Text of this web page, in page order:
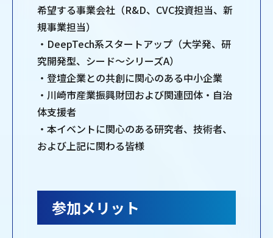
希望する事業会社（R&D、CVC投資担当、新
規事業担当）
・DeepTech系スタートアップ（大学発、研
究開発型、シード〜シリーズA）
・登壇企業との共創に関心のある中小企業
・川崎市産業振興財団および関連団体・自治
体支援者
・本イベントに関心のある研究者、技術者、
および上記に関わる皆様
参加メリット